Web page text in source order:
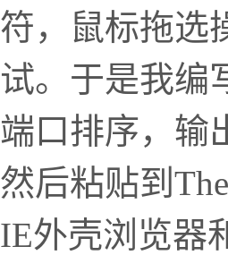
符，鼠标拖选
试。于是我编
端口排序，输
然后粘贴到
IE外壳浏览器